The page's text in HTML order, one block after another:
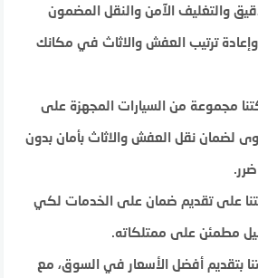
والتغليف الآمن والنقل المضمون
ترتيب العفش والاثاث في مكانك
مجموعة من السيارات المجهزة على
لضمان نقل العفش والاثاث بأمان بدون
على تقديم ضمان على الخدمات لكي
مطمئن على ممتلكاته.
بتقديم أفضل الأسعار في السوق، مع